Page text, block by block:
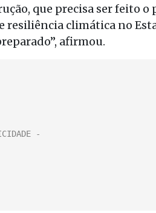
que precisa ser feito o
resiliência climática no
afirmou.